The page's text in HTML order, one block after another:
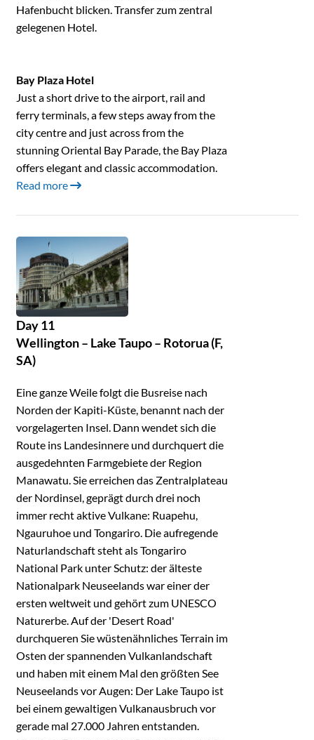
Hafenbucht blicken. Transfer zum zentral
gelegenen Hotel.
Bay Plaza Hotel
Just a short drive to the airport, rail and
ferry terminals, a few steps away from the
city centre and just across from the
stunning Oriental Bay Parade, the Bay Plaza
offers elegant and classic accommodation.
Read more
Day 11
Wellington – Lake Taupo – Rotorua (F,
SA)
Eine ganze Weile folgt die Busreise nach
Norden der Kapiti-Küste, benannt nach der
vorgelagerten Insel. Dann wendet sich die
Route ins Landesinnere und durchquert die
ausgedehnten Farmgebiete der Region
Manawatu. Sie erreichen das Zentralplateau
der Nordinsel, geprägt durch drei noch
immer recht aktive Vulkane: Ruapehu,
Ngauruhoe und Tongariro. Die aufregende
Naturlandschaft steht als Tongariro
National Park unter Schutz: der älteste
Nationalpark Neuseelands war einer der
ersten weltweit und gehört zum UNESCO
Naturerbe. Auf der 'Desert Road'
durchqueren Sie wüstenähnliches Terrain im
Osten der spannenden Vulkanlandschaft
und haben mit einem Mal den größten See
Neuseelands vor Augen: Der Lake Taupo ist
bei einem gewaltigen Vulkanausbruch vor
gerade mal 27.000 Jahren entstanden.